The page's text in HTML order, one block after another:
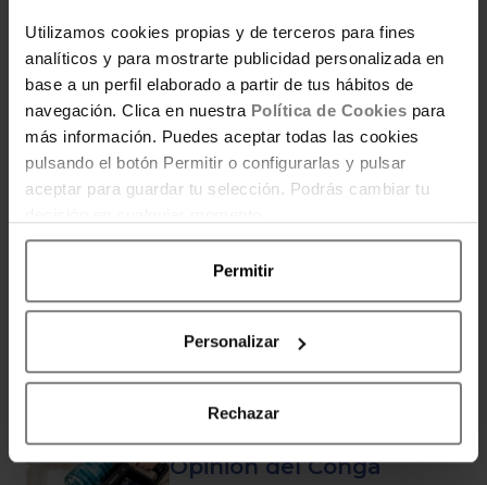
Utilizamos cookies propias y de terceros para fines
analíticos y para mostrarte publicidad personalizada en
base a un perfil elaborado a partir de tus hábitos de
navegación. Clica en nuestra Política de Cookies para
más información. Puedes aceptar todas las cookies
pulsando el botón Permitir o configurarlas y pulsar
aceptar para guardar tu selección. Podrás cambiar tu
Permitir
Personalizar
Rechazar
POR AHORRADORAS
Por equipo editorial de Ahorradoras,
comprometido con ayudarte a ahorrar
de forma inteligente, tomar decisiones
de compra inteligentes y mejorar tu
bienestar económico día a día.
ENTRADAS RELACIONADAS
Opinión del Conga